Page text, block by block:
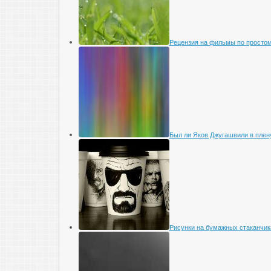
Рецензия на фильмы по
Был ли Яков Джугашвили в
Рисунки на бумажных